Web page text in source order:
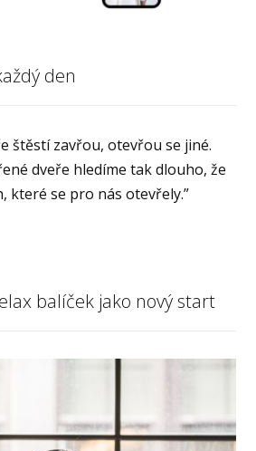
den
štěstí zavřou, otevřou se jiné.
dveře hledíme tak dlouho, že
které se pro nás otevřely.”
balíček jako nový start